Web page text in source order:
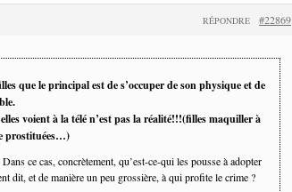
#22869
RÉPONDRE
que le principal est de s’occuper de son physique et de
voient à la télé n’est pas la réalité!!!(filles maquiller à
prostituées…)
ce cas, concrètement, qu’est-ce-qui les pousse à adopter
dit, et de manière un peu grossière, à qui profite le crime ?